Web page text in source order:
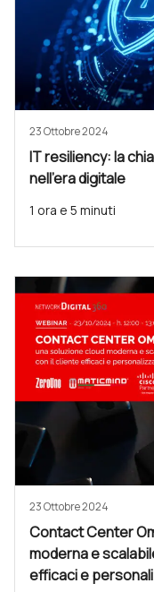
23 Ottobre 2024
IT resiliency: la
nell’era digitale
1 ora e 5 minuti
23 Ottobre 2024
Contact Center
moderna e
efficaci e